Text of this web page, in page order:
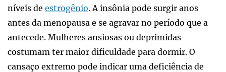
níveis de estrogênio. A insônia pode surgir anos
antes da menopausa e se agravar no período que a
antecede. Mulheres ansiosas ou deprimidas
costumam ter maior dificuldade para dormir. O
cansaço extremo pode indicar uma deficiência de